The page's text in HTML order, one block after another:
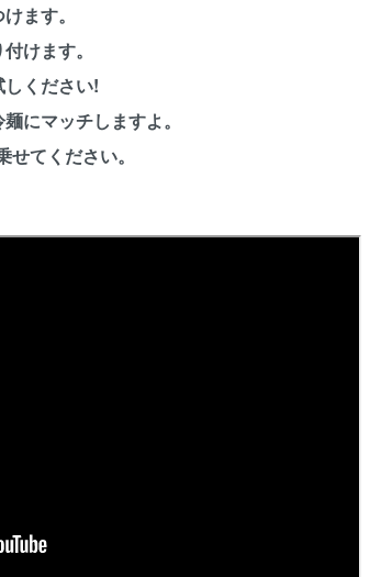
ます。
けます。
ください!
にマッチしますよ。
てください。